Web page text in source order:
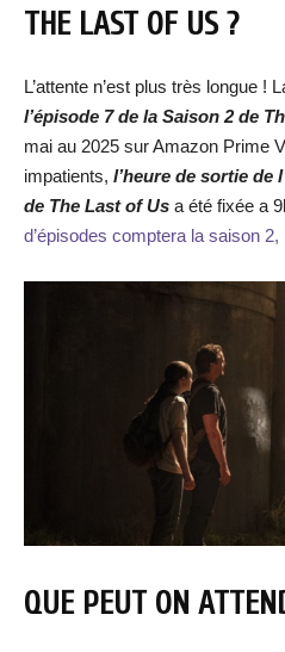
THE LAST OF US ?
L’attente n’est plus très longue !
l’épisode 7 de la Saison 2 de
mai au 2025 sur Amazon Prime
impatients, l’heure de sortie de
de The Last of Us a été fixée a
d’épisodes comptera la saison
QUE PEUT ON